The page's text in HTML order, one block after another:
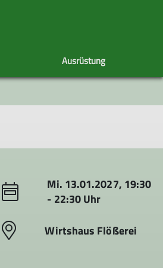
Tourenberichtefür Touren
Ausrüstung
Mi. 13.01.2027, 19:30
- 22:30 Uhr
Wirtshaus Flößerei